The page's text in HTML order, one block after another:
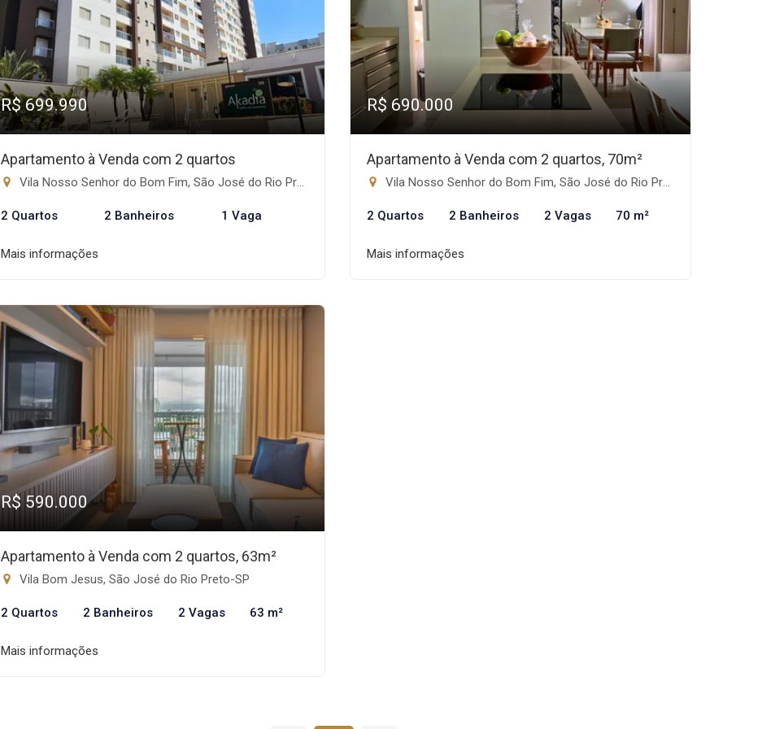
R$ 699.990
Apartamento à Venda com 2 quartos
Vila Nosso Senhor do Bom Fim, São José do Rio Preto-SP
2 Quartos 2 Banheiros 1 Vaga
Mais informações
R$ 690.000
Apartamento à Venda com 2 quartos, 70m²
Vila Nosso Senhor do Bom Fim, São José do Rio Preto-SP
2 Quartos 2 Banheiros 2 Vagas 70 m²
Mais informações
R$ 590.000
Apartamento à Venda com 2 quartos, 63m²
Vila Bom Jesus, São José do Rio Preto-SP
2 Quartos 2 Banheiros 2 Vagas 63 m²
Mais informações